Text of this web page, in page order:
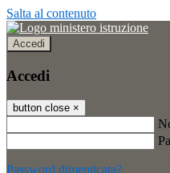
Salta al contenuto
Accedi
Accedi
button close ×
Password dimenticata?